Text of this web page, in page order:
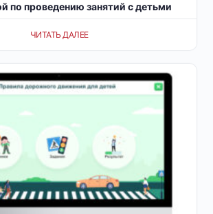
по проведению занятий с детьми
ЧИТАТЬ ДАЛЕЕ